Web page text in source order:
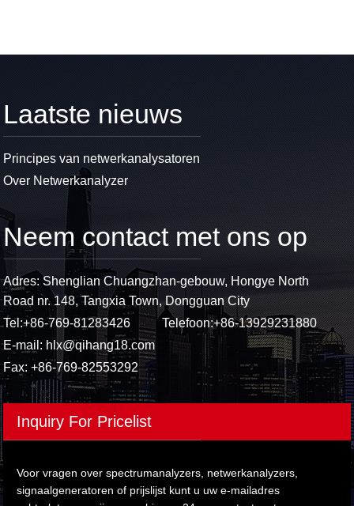
Laatste nieuws
Principes van netwerkanalysatoren
Over Netwerkanalyzer
Neem contact met ons op
Adres: Shenglian Chuangzhan-gebouw, Hongye North
Road nr. 148, Tangxia Town, Dongguan City
Tel:+86-769-81283426 Telefoon:+86-13929231880
E-mail: hlx@qihang18.com
Fax: +86-769-82553292
Inquiry For Pricelist
Voor vragen over spectrumanalyzers, netwerkanalyzers,
signaalgeneratoren of prijslijst kunt u uw e-mailadres